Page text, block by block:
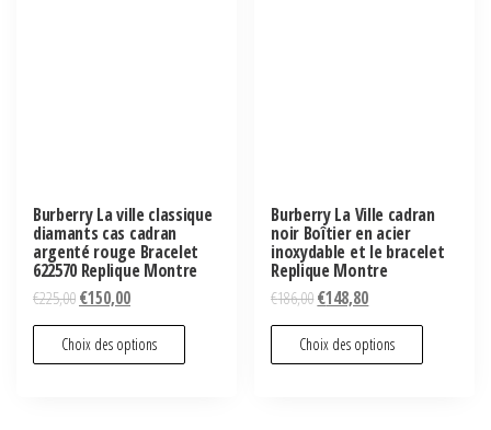
Burberry La ville classique
diamants cas cadran
argenté rouge Bracelet
622570 Replique Montre
€225,00€150,00
Choix des options
Burberry La Ville cadran
noir Boîtier en acier
inoxydable et le bracelet
Replique Montre
€186,00€148,80
Choix des options